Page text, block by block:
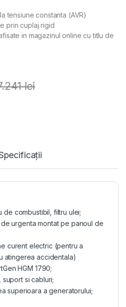
tensiune constanta (AVR)
prin cuplaj rigid
in magazinul online cu titlu de
lei
de combustibil, filtru ulei;
urgenta montat pe panoul de
curent electric (pentru a
atingerea accidentala)
HGM 1790;
si cabluri;
superioara a generatorului;